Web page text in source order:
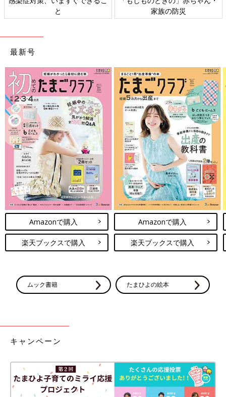
ト検討会
相談
最新号
Amazonで購入
楽天ブックスで購入
Amazonで購入
楽天ブックスで購入
ムック書籍 たまひよの絵本
キャンペーン